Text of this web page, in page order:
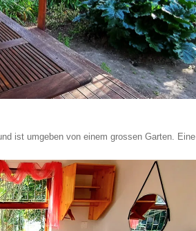
ist umgeben von einem grossen Garten. Eine